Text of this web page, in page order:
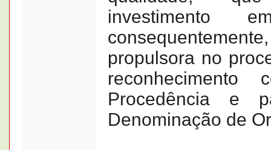
investimento
propulsora no
reconhecimento
Procedência e
Denominação de